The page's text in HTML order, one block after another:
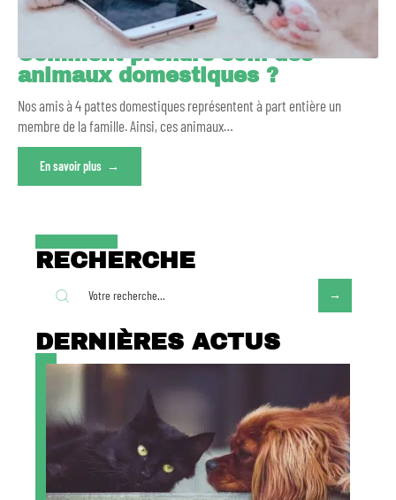
Comment prendre soin des
animaux domestiques ?
Nos amis à 4 pattes domestiques représentent à part entière un
membre de la famille. Ainsi, ces animaux…
En savoir plus
RECHERCHE
DERNIÈRES ACTUS